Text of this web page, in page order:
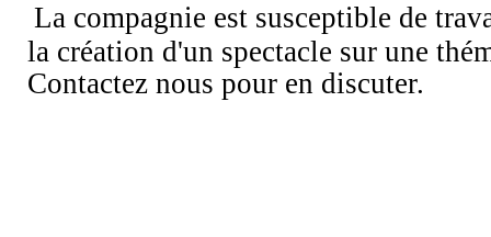
La compagnie est susceptible de
la création d'un spectacle sur une
Contactez nous pour en discuter.